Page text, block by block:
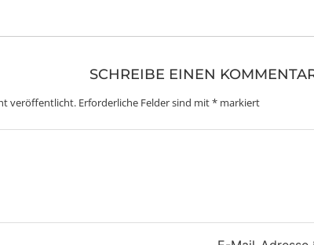
SCHREIBE EINEN
veröffentlicht. Erforderliche Felder sind mit* markiert